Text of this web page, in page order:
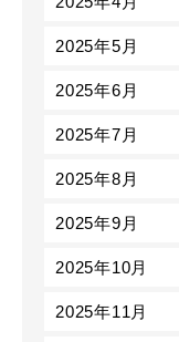
2025年5月
2025年6月
2025年7月
2025年8月
2025年9月
2025年10月
2025年11月